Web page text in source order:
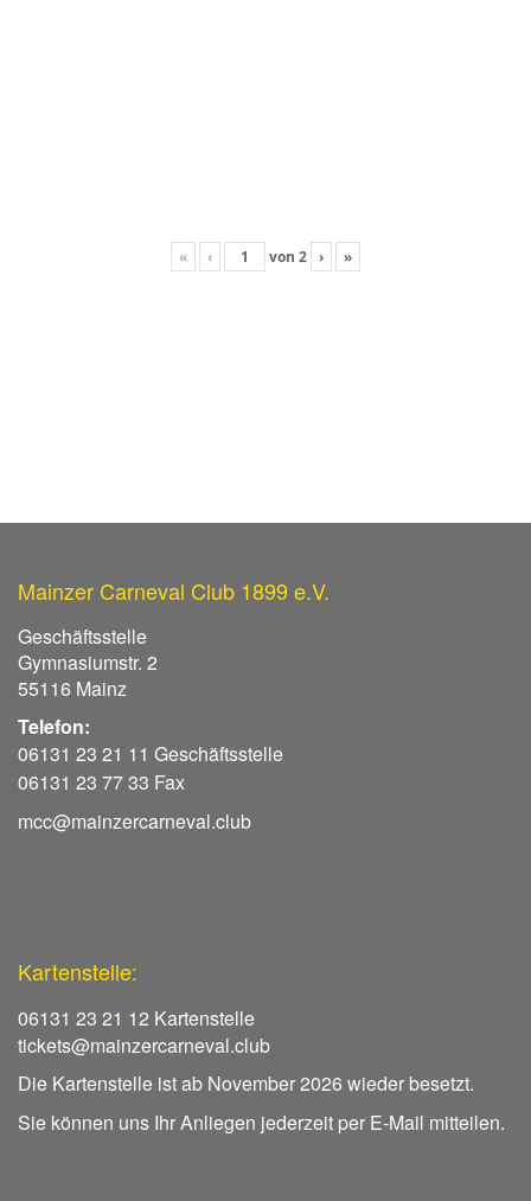
« ‹ von 2 › »
Mainzer Carneval Club 1899 e.V.
Geschäftsstelle
Gymnasiumstr. 2
55116 Mainz
Telefon:
06131 23 21 11 Geschäftsstelle
06131 23 77 33 Fax
mcc@mainzercarneval.club
Kartenstelle:
06131 23 21 12 Kartenstelle
tickets@mainzercarneval.club
Die Kartenstelle ist ab November 2026 wieder besetzt.
Sie können uns Ihr Anliegen jederzeit per E-Mail mitteilen.